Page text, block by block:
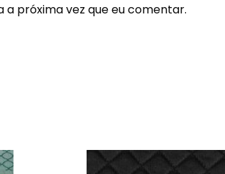
próxima vez que eu comentar.